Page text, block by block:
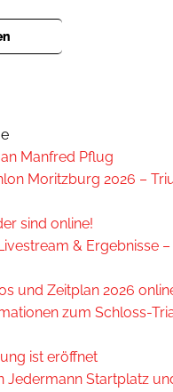
Manfred Pflug
Moritzburg 2026 –
sind online!
& Ergebnisse
und Zeitplan 2026
zum Schloss-
ist eröffnet
Jedermann Startplatz